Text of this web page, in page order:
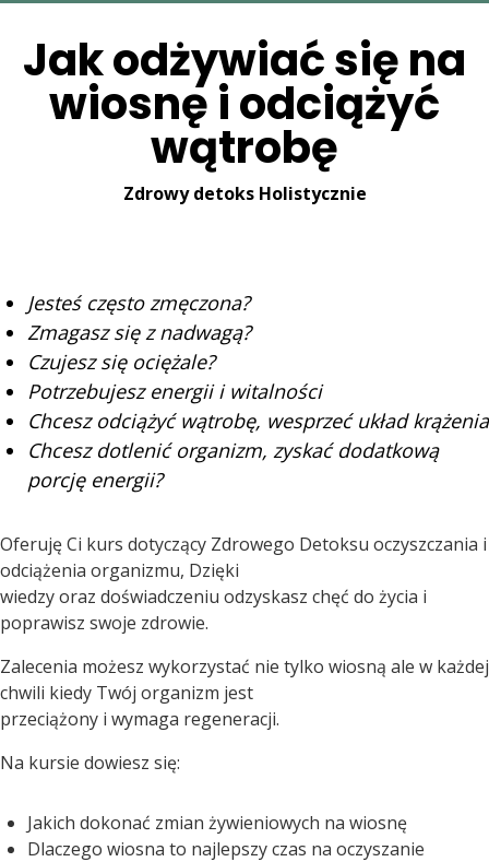
Jak odżywiać się na
wiosnę i odciążyć
wątrobę
Zdrowy detoks Holistycznie
Jesteś często zmęczona?
Zmagasz się z nadwagą?
Czujesz się ociężale?
Potrzebujesz energii i witalności
Chcesz odciążyć wątrobę, wesprzeć układ krążenia
Chcesz dotlenić organizm, zyskać dodatkową
porcję energii?
Oferuję Ci kurs dotyczący Zdrowego Detoksu oczyszczania i
odciążenia organizmu, Dzięki
wiedzy oraz doświadczeniu odzyskasz chęć do życia i
poprawisz swoje zdrowie.
Zalecenia możesz wykorzystać nie tylko wiosną ale w każdej
chwili kiedy Twój organizm jest
przeciążony i wymaga regeneracji.
Na kursie dowiesz się:
Jakich dokonać zmian żywieniowych na wiosnę
Dlaczego wiosna to najlepszy czas na oczyszanie